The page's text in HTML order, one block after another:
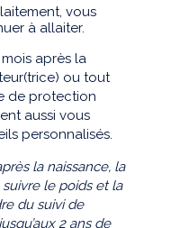
vous
à allaiter.
après la
ou tout
de protection
aussi vous
personnalisés.
la naissance, la
le poids et la
du suivi de
2 ans de